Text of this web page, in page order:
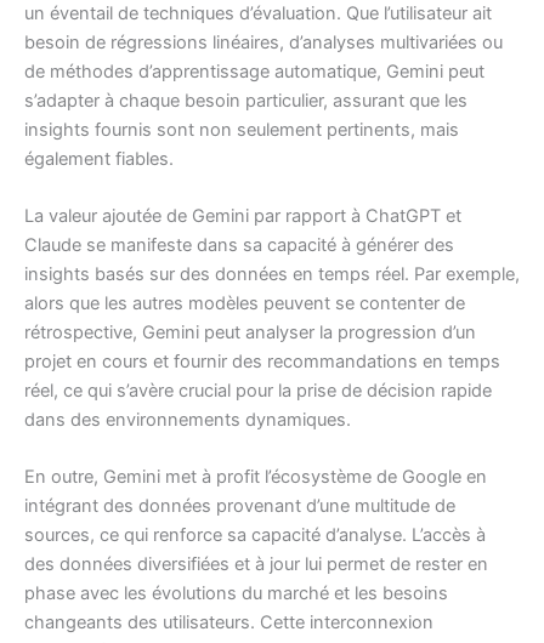
un éventail de techniques d’évaluation. Que l’utilisateur ait
besoin de régressions linéaires, d’analyses multivariées ou
de méthodes d’apprentissage automatique, Gemini peut
s’adapter à chaque besoin particulier, assurant que les
insights fournis sont non seulement pertinents, mais
également fiables.
La valeur ajoutée de Gemini par rapport à ChatGPT et
Claude se manifeste dans sa capacité à générer des
insights basés sur des données en temps réel. Par exemple,
alors que les autres modèles peuvent se contenter de
rétrospective, Gemini peut analyser la progression d’un
projet en cours et fournir des recommandations en temps
réel, ce qui s’avère crucial pour la prise de décision rapide
dans des environnements dynamiques.
En outre, Gemini met à profit l’écosystème de Google en
intégrant des données provenant d’une multitude de
sources, ce qui renforce sa capacité d’analyse. L’accès à
des données diversifiées et à jour lui permet de rester en
phase avec les évolutions du marché et les besoins
changeants des utilisateurs. Cette interconnexion